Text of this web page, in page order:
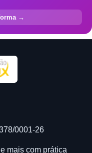
→
0001-26
mais com prática